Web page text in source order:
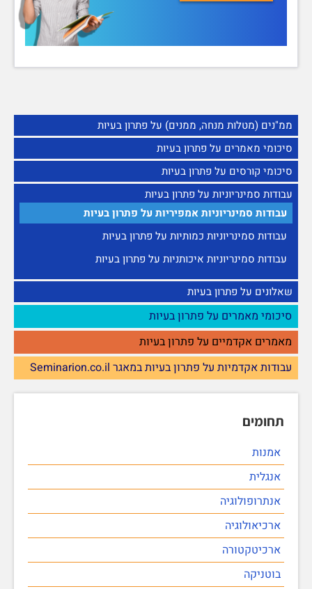
ממ"נים (מטלות מנחה, ממנים) על פתרון בעיות
סיכומי מאמרים על פתרון בעיות
סיכומי קורסים על פתרון בעיות
עבודות סמינריוניות על פתרון בעיות
עבודות סמינריוניות אמפיריות על פתרון בעיות
עבודות סמינריוניות כמותיות על פתרון בעיות
עבודות סמינריוניות איכותניות על פתרון בעיות
שאלונים על פתרון בעיות
סיכומי מאמרים על פתרון בעיות
מאמרים אקדמיים על פתרון בעיות
עבודות אקדמיות על פתרון בעיות במאגר Seminarion.co.il
תחומים
אמנות
אנגלית
אנתרופולוגיה
ארכיאולוגיה
ארכיטקטורה
בוטניקה